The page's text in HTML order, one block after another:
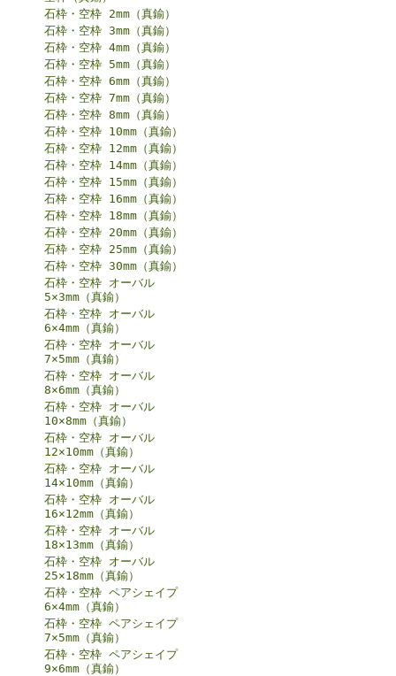
石枠・空枠 2mm（真鍮）
石枠・空枠 3mm（真鍮）
石枠・空枠 4mm（真鍮）
石枠・空枠 5mm（真鍮）
石枠・空枠 6mm（真鍮）
石枠・空枠 7mm（真鍮）
石枠・空枠 8mm（真鍮）
石枠・空枠 10mm（真鍮）
石枠・空枠 12mm（真鍮）
石枠・空枠 14mm（真鍮）
石枠・空枠 15mm（真鍮）
石枠・空枠 16mm（真鍮）
石枠・空枠 18mm（真鍮）
石枠・空枠 20mm（真鍮）
石枠・空枠 25mm（真鍮）
石枠・空枠 30mm（真鍮）
石枠・空枠 オーバル
5×3mm（真鍮）
石枠・空枠 オーバル
6×4mm（真鍮）
石枠・空枠 オーバル
7×5mm（真鍮）
石枠・空枠 オーバル
8×6mm（真鍮）
石枠・空枠 オーバル
10×8mm（真鍮）
石枠・空枠 オーバル
12×10mm（真鍮）
石枠・空枠 オーバル
14×10mm（真鍮）
石枠・空枠 オーバル
16×12mm（真鍮）
石枠・空枠 オーバル
18×13mm（真鍮）
石枠・空枠 オーバル
25×18mm（真鍮）
石枠・空枠 ペアシェイプ
6×4mm（真鍮）
石枠・空枠 ペアシェイプ
7×5mm（真鍮）
石枠・空枠 ペアシェイプ
9×6mm（真鍮）